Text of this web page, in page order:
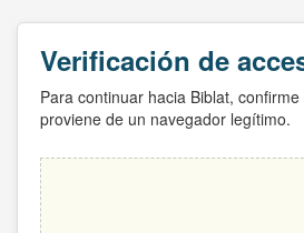
Verificación de
Para continuar hacia Biblat,
proviene de un navegador legítimo.